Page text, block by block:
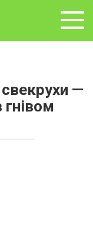
—
гнівом